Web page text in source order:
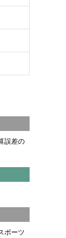
誤差の
ポーツ